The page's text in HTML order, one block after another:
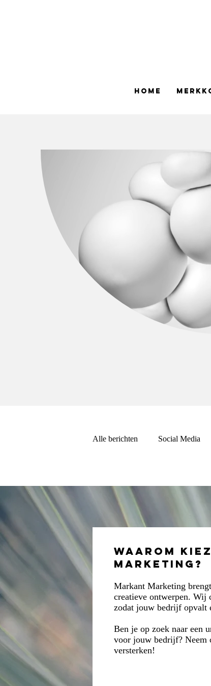
Home
Alle berichten Social Media
Waarom
Marketing?
Markant Marketing
creatieve ontwerpen. Wij
zodat jouw bedrijf opvalt
Ben je op zoek naar een
voor jouw bedrijf? Neem
versterken!